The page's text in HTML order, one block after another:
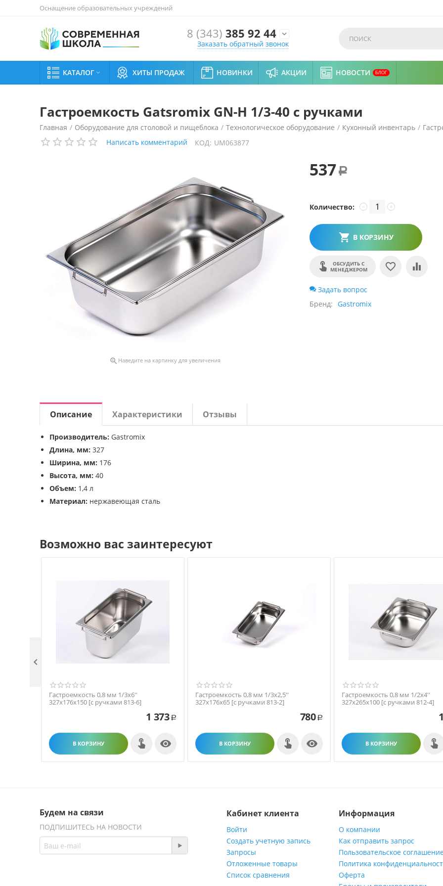
Оснащение образовательных учреждений
8 (343) 385 92 44 
Заказать обратный звонок
КАТАЛОГ  ХИТЫ ПРОДАЖ НОВИНКИ АКЦИИ НОВОСТИ БЛОГ
Гастроемкость Gatsromix GN-H 1/3-40 с ручками
Главная / Оборудование для столовой и пищеблока / Технологическое оборудование / Кухонный инвентарь /
Гастроемкость Gatsromix GN-H 1/3-40 с ручками
Написать комментарий КОД: UM063877
 Наведите на картинку для увеличения
537 Р
Количество: +
−
В КОРЗИНУ
ОБСУДИТЬ С
МЕНЕДЖЕРОМ
Задать вопрос
Бренд
Gastromix
Описание Характеристики Отзывы
Производитель: Gastromix
Длина, мм: 327
Ширина, мм: 176
Высота, мм: 40
Объем: 1,4 л
Материал: нержавеющая сталь
Возможно вас заинтересуют
Гастроемкость 0,8 мм 1/3х6''
327х176х150 [с ручками 813-6]
1 373 Р
В КОРЗИНУ 
Гастроемкость 0,8 мм 1/3х2,5''
327х176х65 [с ручками 813-2]
780 Р
В КОРЗИНУ 
Гастроемкость 0,8 мм 1/2х4''
327х265х100 [с ручками 812-4]
В КОРЗИНУ

Будем на связи
ПОДПИШИТЕСЬ НА НОВОСТИ
Кабинет клиента
Войти
Создать учетную запись
Запросы
Отложенные товары
Список сравнения
Информация
О компании
Как отправить запрос
Пользовательское
Политика
Оферта